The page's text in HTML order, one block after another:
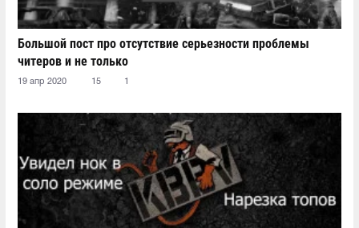
Большой пост про отсутствие серьезности проблемы
читеров и не только
19 апр 2020 15 1